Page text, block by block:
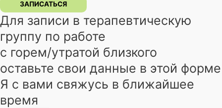
ЗАПИСАТЬСЯ
Для записи в терапевтическую
группу по работе
с горем/утратой близкого
оставьте свои данные в этой форме
Я с вами свяжусь в ближайшее
время